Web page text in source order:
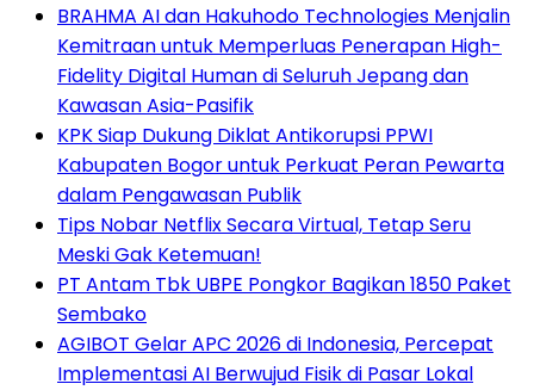
BRAHMA AI dan Hakuhodo Technologies Menjalin
Kemitraan untuk Memperluas Penerapan High-
Fidelity Digital Human di Seluruh Jepang dan
Kawasan Asia-Pasifik
KPK Siap Dukung Diklat Antikorupsi PPWI
Kabupaten Bogor untuk Perkuat Peran Pewarta
dalam Pengawasan Publik
Tips Nobar Netflix Secara Virtual, Tetap Seru
Meski Gak Ketemuan!
PT Antam Tbk UBPE Pongkor Bagikan 1850 Paket
Sembako
AGIBOT Gelar APC 2026 di Indonesia, Percepat
Implementasi AI Berwujud Fisik di Pasar Lokal